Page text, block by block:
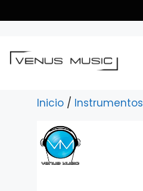
al
Inicio / Instrumentos